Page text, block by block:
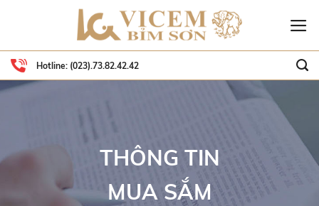
Hotline: (023).73.82.42.42
THÔNG TIN
MUA SẮM